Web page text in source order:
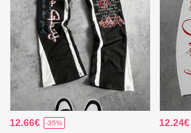
12.66€ -35% 12.24€